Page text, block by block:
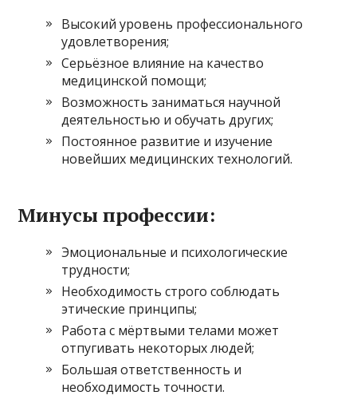
Высокий уровень профессионального
удовлетворения;
Серьёзное влияние на качество
медицинской помощи;
Возможность заниматься научной
деятельностью и обучать других;
Постоянное развитие и изучение
новейших медицинских технологий.
Минусы профессии:
Эмоциональные и психологические
трудности;
Необходимость строго соблюдать
этические принципы;
Работа с мёртвыми телами может
отпугивать некоторых людей;
Большая ответственность и
необходимость точности.